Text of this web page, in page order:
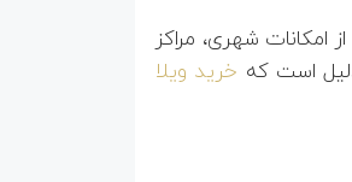
شهری، مراکز
است که خرید ویلا